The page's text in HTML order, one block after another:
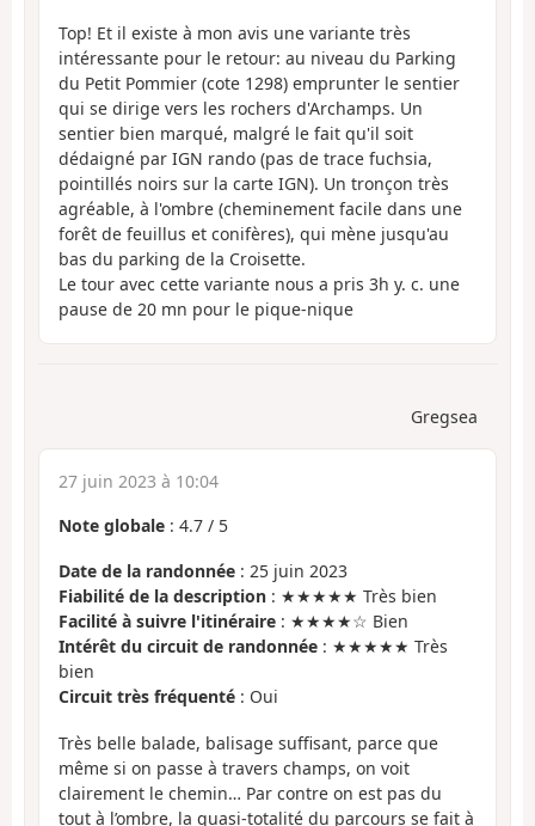
Top! Et il existe à mon avis une variante très
intéressante pour le retour: au niveau du Parking
du Petit Pommier (cote 1298) emprunter le sentier
qui se dirige vers les rochers d'Archamps. Un
sentier bien marqué, malgré le fait qu'il soit
dédaigné par IGN rando (pas de trace fuchsia,
pointillés noirs sur la carte IGN). Un tronçon très
agréable, à l'ombre (cheminement facile dans une
forêt de feuillus et conifères), qui mène jusqu'au
bas du parking de la Croisette.
Le tour avec cette variante nous a pris 3h y. c. une
pause de 20 mn pour le pique-nique
Gregsea
27 juin 2023 à 10:04
Note globale : 4.7 / 5
Date de la randonnée : 25 juin 2023
Fiabilité de la description : ★★★★★ Très bien
Facilité à suivre l'itinéraire : ★★★★☆ Bien
Intérêt du circuit de randonnée : ★★★★★ Très
bien
Circuit très fréquenté : Oui
Très belle balade, balisage suffisant, parce que
même si on passe à travers champs, on voit
clairement le chemin… Par contre on est pas du
tout à l’ombre, la quasi-totalité du parcours se fait à